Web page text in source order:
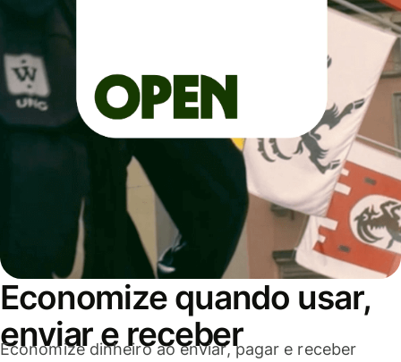
Economize quando usar,
enviar e receber
Economize dinheiro ao enviar, pagar e receber